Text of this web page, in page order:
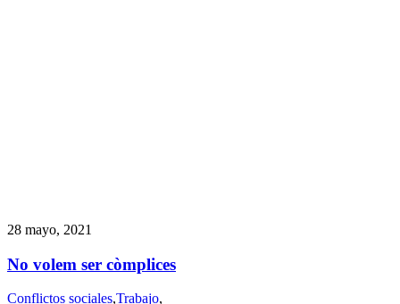
28 mayo, 2021
No volem ser còmplices
Conflictos sociales,Trabajo,